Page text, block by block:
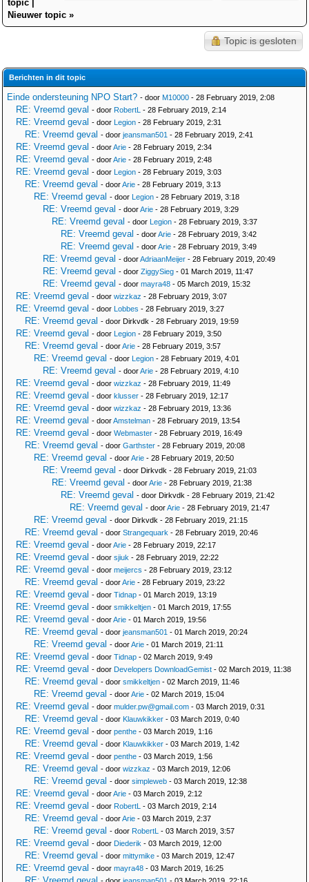
topic
Nieuwer topic »
Topic is gesloten
Berichten in dit topic
Einde ondersteuning NPO Start? - door M10000 - 28 February 2019, 2:08
RE: Vreemd geval - door RobertL - 28 February 2019, 2:14
RE: Vreemd geval - door Legion - 28 February 2019, 2:31
RE: Vreemd geval - door jeansman501 - 28 February 2019, 2:41
RE: Vreemd geval - doorArie - 28 February 2019, 2:34
RE: Vreemd geval - doorArie - 28 February 2019, 2:48
RE: Vreemd geval - door Legion - 28 February 2019, 3:03
RE: Vreemd geval - doorArie - 28 February 2019, 3:13
RE: Vreemd geval - door Legion - 28 February 2019, 3:18
RE: Vreemd geval - doorArie - 28 February 2019, 3:29
RE: Vreemd geval - door Legion - 28 February 2019, 3:37
RE: Vreemd geval - doorArie - 28 February 2019, 3:42
RE: Vreemd geval - doorArie - 28 February 2019, 3:49
RE: Vreemd geval - doorAdriaanMeijer - 28 February 2019, 20:49
RE: Vreemd geval - door ZiggySieg - 01 March 2019, 11:47
RE: Vreemd geval - door mayra48 - 05 March 2019, 15:32
RE: Vreemd geval - door wizzkaz - 28 February 2019, 3:07
RE: Vreemd geval - door Lobbes - 28 February 2019, 3:27
RE: Vreemd geval - door Dirkvdk - 28 February 2019, 19:59
RE: Vreemd geval - door Legion - 28 February 2019, 3:50
RE: Vreemd geval - doorArie - 28 February 2019, 3:57
RE: Vreemd geval - door Legion - 28 February 2019, 4:01
RE: Vreemd geval - doorArie - 28 February 2019, 4:10
RE: Vreemd geval - door wizzkaz - 28 February 2019, 11:49
RE: Vreemd geval - door klusser - 28 February 2019, 12:17
RE: Vreemd geval - door wizzkaz - 28 February 2019, 13:36
RE: Vreemd geval - doorAmstelman - 28 February 2019, 13:54
RE: Vreemd geval - door Webmaster - 28 February 2019, 16:49
RE: Vreemd geval - door Garthster - 28 February 2019, 20:08
RE: Vreemd geval - doorArie - 28 February 2019, 20:50
RE: Vreemd geval - door Dirkvdk - 28 February 2019, 21:03
RE: Vreemd geval - doorArie - 28 February 2019, 21:38
RE: Vreemd geval - door Dirkvdk - 28 February 2019, 21:42
RE: Vreemd geval - doorArie - 28 February 2019, 21:47
RE: Vreemd geval - door Dirkvdk - 28 February 2019, 21:15
RE: Vreemd geval - door Strangequark - 28 February 2019, 20:46
RE: Vreemd geval - doorArie - 28 February 2019, 22:17
RE: Vreemd geval - door sjiuk - 28 February 2019, 22:22
RE: Vreemd geval - door meijercs - 28 February 2019, 23:12
RE: Vreemd geval - doorArie - 28 February 2019, 23:22
RE: Vreemd geval - door Tidnap - 01 March 2019, 13:19
RE: Vreemd geval - door smikkeltjen - 01 March 2019, 17:55
RE: Vreemd geval - doorArie - 01 March 2019, 19:56
RE: Vreemd geval - door jeansman501 - 01 March 2019, 20:24
RE: Vreemd geval - doorArie - 01 March 2019, 21:11
RE: Vreemd geval - door Tidnap - 02 March 2019, 9:49
RE: Vreemd geval - door Developers DownloadGemist - 02 March 2019, 11:38
RE: Vreemd geval - door smikkeltjen - 02 March 2019, 11:46
RE: Vreemd geval - doorArie - 02 March 2019, 15:04
RE: Vreemd geval - door mulder.pw@gmail.com - 03 March 2019, 0:31
RE: Vreemd geval - door Klauwkikker - 03 March 2019, 0:40
RE: Vreemd geval - door penthe - 03 March 2019, 1:16
RE: Vreemd geval - door Klauwkikker - 03 March 2019, 1:42
RE: Vreemd geval - door penthe - 03 March 2019, 1:56
RE: Vreemd geval - door wizzkaz - 03 March 2019, 12:06
RE: Vreemd geval - door simpleweb - 03 March 2019, 12:38
RE: Vreemd geval - doorArie - 03 March 2019, 2:12
RE: Vreemd geval - door RobertL - 03 March 2019, 2:14
RE: Vreemd geval - doorArie - 03 March 2019, 2:37
RE: Vreemd geval - door RobertL - 03 March 2019, 3:57
RE: Vreemd geval - door Diederik - 03 March 2019, 12:00
RE: Vreemd geval - door mittymike - 03 March 2019, 12:47
RE: Vreemd geval - door mayra48 - 03 March 2019, 16:25